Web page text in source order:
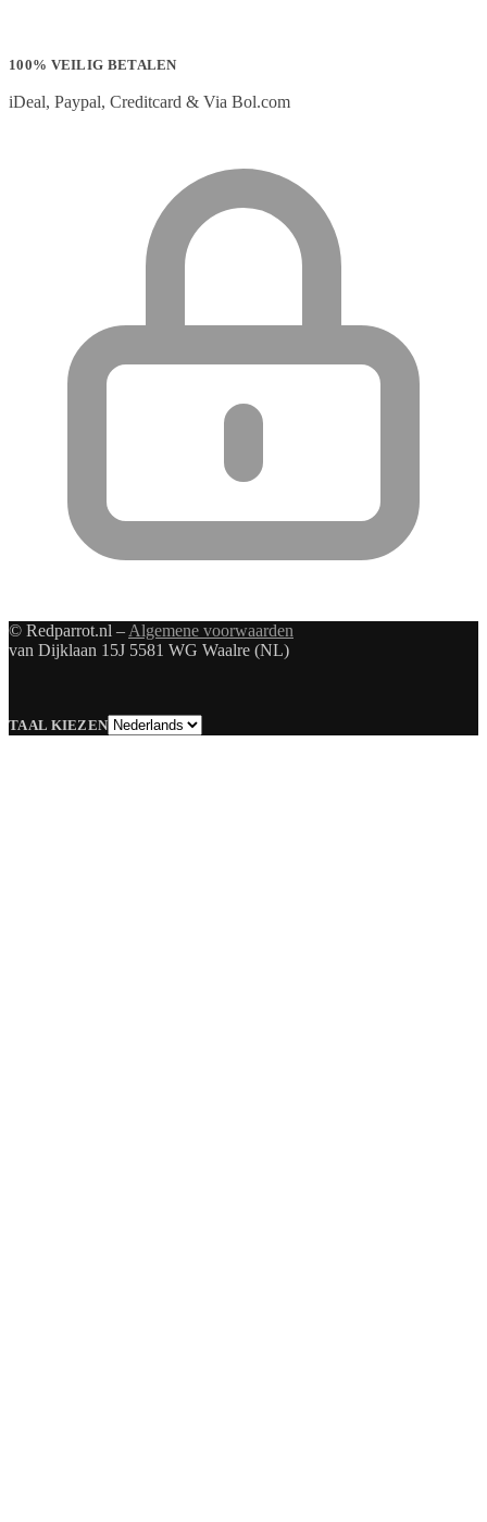
100% VEILIG BETALEN
iDeal, Paypal, Creditcard & Via Bol.com
© Redparrot.nl – Algemene voorwaarden
van Dijklaan 15J 5581 WG Waalre (NL)
TAAL KIEZENTaal